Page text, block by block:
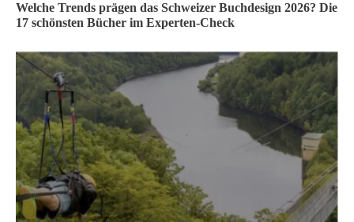
Welche Trends prägen das Schweizer Buchdesign 2026? Die
17 schönsten Bücher im Experten-Check